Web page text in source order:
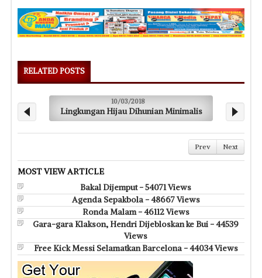
RELATED POSTS
10/03/2018
Lingkungan Hijau Dihunian Minimalis
Prev Next
MOST VIEW ARTICLE
Bakal Dijemput - 54071 Views
Agenda Sepakbola - 48667 Views
Ronda Malam - 46112 Views
Gara-gara Klakson, Hendri Dijebloskan ke Bui - 44539
Views
Free Kick Messi Selamatkan Barcelona - 44034 Views